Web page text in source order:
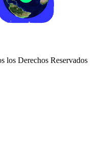
los Derechos Reservados